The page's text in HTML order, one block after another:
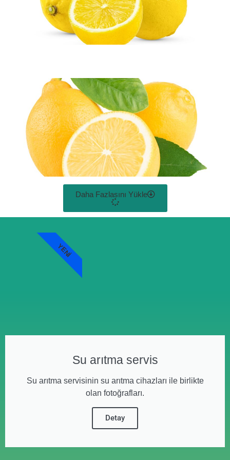
Daha Fazlasını Yükle
Su arıtma servis
Su arıtma servisinin su arıtma cihazları ile birlikte
olan fotoğrafları.
Detay
YENI